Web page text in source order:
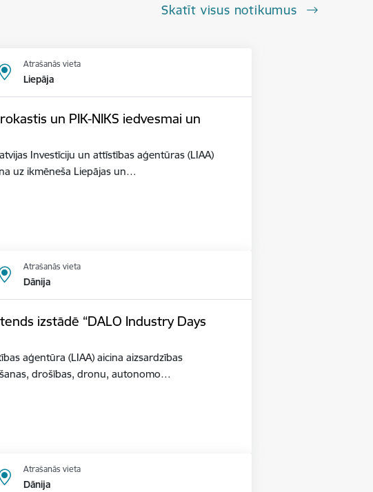
Skatīt visus notikumus
Atrašanās vieta
Liepāja
un PIK-NIKS iedvesmai un
Investīciju un attīstības aģentūras (LIAA)
uz ikmēneša Liepājas un…
Atrašanās vieta
Dānija
izstādē “DALO Industry Days
aģentūra (LIAA) aicina aizsardzības
drošības, dronu, autonomo…
Atrašanās vieta
Dānija